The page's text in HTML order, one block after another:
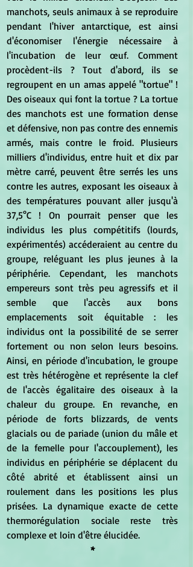
manchots, seuls animaux à se reproduire
pendant l'hiver antarctique, est ainsi
d'économiser l'énergie nécessaire à
l'incubation de leur œuf. Comment
procèdent-ils ? Tout d'abord, ils se
regroupent en un amas appelé "tortue" !
Des oiseaux qui font la tortue ? La tortue
des manchots est une formation dense
et défensive, non pas contre des ennemis
armés, mais contre le froid. Plusieurs
milliers d'individus, entre huit et dix par
mètre carré, peuvent être serrés les uns
contre les autres, exposant les oiseaux à
des températures pouvant aller jusqu'à
37,5°C ! On pourrait penser que les
individus les plus compétitifs (lourds,
expérimentés) accéderaient au centre du
groupe, reléguant les plus jeunes à la
périphérie. Cependant, les manchots
empereurs sont très peu agressifs et il
semble que l'accès aux bons
emplacements soit équitable : les
individus ont la possibilité de se serrer
fortement ou non selon leurs besoins.
Ainsi, en période d'incubation, le groupe
est très hétérogène et représente la clef
de l'accès égalitaire des oiseaux à la
chaleur du groupe. En revanche, en
période de forts blizzards, de vents
glacials ou de pariade (union du mâle et
de la femelle pour l'accouplement), les
individus en périphérie se déplacent du
côté abrité et établissent ainsi un
roulement dans les positions les plus
prisées. La dynamique exacte de cette
thermorégulation sociale reste très
complexe et loin d'être élucidée.
*